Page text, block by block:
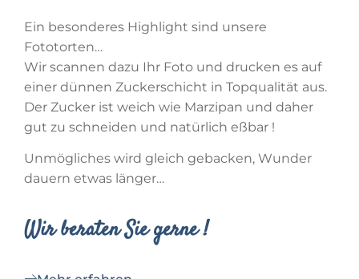
Ein besonderes Highlight sind unsere
Fototorten…
Wir scannen dazu Ihr Foto und drucken es auf
einer dünnen Zuckerschicht in Topqualität aus.
Der Zucker ist weich wie Marzipan und daher
gut zu schneiden und natürlich eßbar !
Unmögliches wird gleich gebacken, Wunder
dauern etwas länger…
Wir beraten Sie gerne !